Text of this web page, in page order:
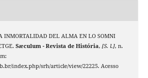
INMORTALIDAD DEL ALMA EN LO SOMNI
Sæculum - Revista de História, [S. l.], n.
index.php/srh/article/view/22225. Acesso